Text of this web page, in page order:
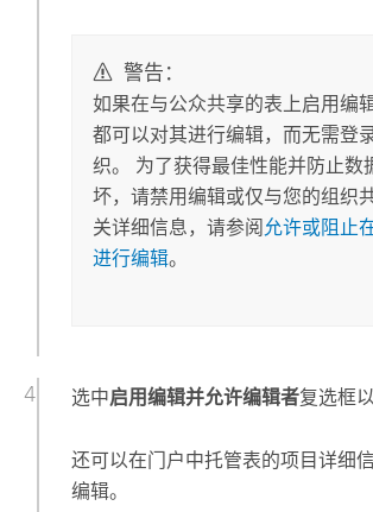
警告：
如果在与公众共享的表上启用编
都可以对其进行编辑，而无需登
织。 为了获得最佳性能并防止数
坏，请禁用编辑或仅与您的组织
关详细信息，请参阅 允许或阻止
进行编辑。
选中启用编辑并允许编辑者复选框
还可以在门户中托管表的项目详细
编辑。